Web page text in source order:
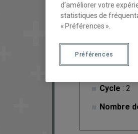
Cycle : 2
Nombre
d’améliorer votre
statistiques de
« Préférences ».
Préférences